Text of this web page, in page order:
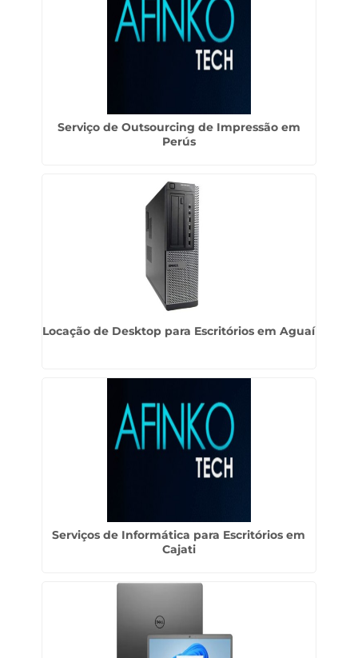
Serviço de Outsourcing de Impressão em
Perús
Locação de Desktop para Escritórios em Aguaí
Serviços de Informática para Escritórios em
Cajati